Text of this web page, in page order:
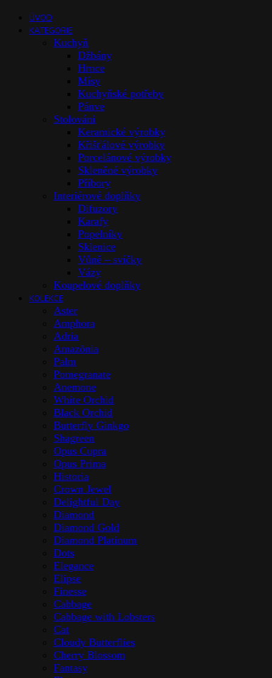
ÚVOD
KATEGORIE
Kuchyň
Džbány
Hrnce
Mísy
Kuchyňské potřeby
Pánve
Stolováni
Keramické výrobky
Křišťálové výrobky
Porcelánové výrobky
Skleněné výrobky
Příbory
Interiérové doplňky
Difuzory
Karafy
Popelníky
Sklenice
Vůně – svíčky
Vázy
Koupelové doplňky
KOLEKCE
Aster
Amphora
Adria
Amazōnia
Palm
Pomegranate
Anemone
White Orchid
Black Orchid
Butterfly Ginkgo
Shagreen
Opus Cupra
Opus Prima
Historia
Crown Jewel
Delightful Day
Diamond
Diamond Gold
Diamond Platinum
Dots
Elegance
Elipse
Finesse
Cabbage
Cabbage with Lobsters
Cat
Cloudy Butterflies
Cherry Blossom
Fantasy